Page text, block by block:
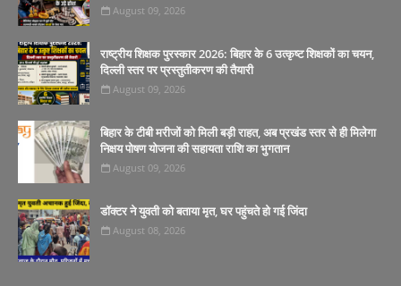
August 09, 2026
राष्ट्रीय शिक्षक पुरस्कार 2026: बिहार के 6 उत्कृष्ट शिक्षकों का चयन,
दिल्ली स्तर पर प्रस्तुतीकरण की तैयारी
August 09, 2026
बिहार के टीबी मरीजों को मिली बड़ी राहत, अब प्रखंड स्तर से ही मिलेगा
निक्षय पोषण योजना की सहायता राशि का भुगतान
August 09, 2026
डॉक्टर ने युवती को बताया मृत, घर पहुंचते हो गई जिंदा
August 08, 2026